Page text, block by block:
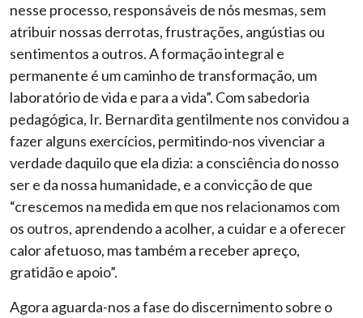
nesse processo, responsáveis de nós mesmas, sem
atribuir nossas derrotas, frustrações, angústias ou
sentimentos a outros. A formação integral e
permanente é um caminho de transformação, um
laboratório de vida e para a vida”. Com sabedoria
pedagógica, Ir. Bernardita gentilmente nos convidou a
fazer alguns exercícios, permitindo-nos vivenciar a
verdade daquilo que ela dizia: a consciência do nosso
ser e da nossa humanidade, e a convicção de que
“crescemos na medida em que nos relacionamos com
os outros, aprendendo a acolher, a cuidar e a oferecer
calor afetuoso, mas também a receber apreço,
gratidão e apoio”.
Agora aguarda-nos a fase do discernimento sobre o